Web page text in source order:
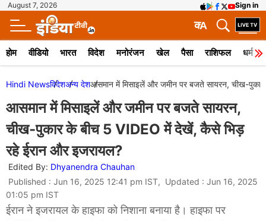
August 7, 2026 Sign in
A
क
होम वीडियो भारत विदेश मनोरंजन खेल पैसा राशिफल धर्म
Hindi Newsविदेशअन्य देशआसमान में मिसाइलें और जमीन पर बजते सायरन, चीख-
आसमान में मिसाइलें और जमीन पर बजते सायरन,
चीख-पुकार के बीच 5 VIDEO में देखें, कैसे भिड़
रहे ईरान और इजरायल?
Edited By: Dhyanendra Chauhan
Published : Jun 16, 2025 12:41 pm IST, Updated : Jun 16, 2025
01:05 pm IST
ईरान ने इजरायल के हाइफा को निशाना बनाया है। हाइफा पर